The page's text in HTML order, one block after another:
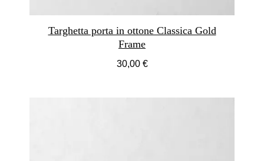
Targhetta porta in ottone Classica Gold
Frame
30,00 €